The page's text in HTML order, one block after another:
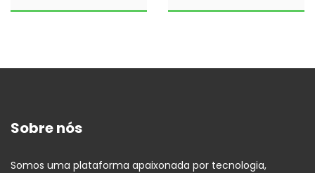
Sobre nós
Somos uma plataforma apaixonada por tecnologia,